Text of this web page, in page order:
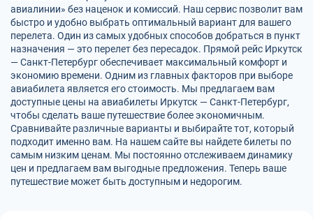
авиалинии» без наценок и комиссий. Наш сервис позволит вам
быстро и удобно выбрать оптимальный вариант для вашего
перелета. Один из самых удобных способов добраться в пункт
назначения — это перелет без пересадок. Прямой рейс Иркутск
— Санкт-Петербург обеспечивает максимальный комфорт и
экономию времени. Одним из главных факторов при выборе
авиабилета является его стоимость. Мы предлагаем вам
доступные цены на авиабилеты Иркутск — Санкт-Петербург,
чтобы сделать ваше путешествие более экономичным.
Сравнивайте различные варианты и выбирайте тот, который
подходит именно вам. На нашем сайте вы найдете билеты по
самым низким ценам. Мы постоянно отслеживаем динамику
цен и предлагаем вам выгодные предложения. Теперь ваше
путешествие может быть доступным и недорогим.